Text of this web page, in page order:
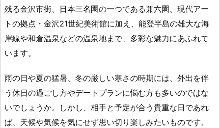
残る金沢市街、日本三名園の一つである兼六園、現代アー
トの拠点・金沢21世紀美術館に加え、能登半島の雄大な海
岸線や和倉温泉などの温泉地まで、多彩な魅力にあふれて
います。
雨の日や夏の猛暑、冬の厳しい寒さの時期には、外出を伴
う休日の過ごし方やデートプランに悩む方も多いのではな
いでしょうか。しかし、相手と予定が合う貴重な日であれ
ば、天候や気候を気にせず思い切り楽しみたいものです。